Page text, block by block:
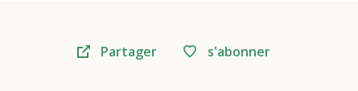
Partager s'abonner